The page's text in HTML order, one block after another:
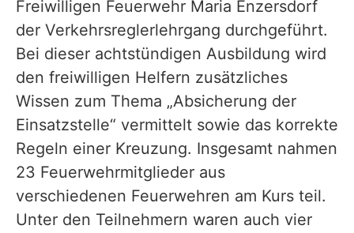
Freiwilligen Feuerwehr Maria Enzersdorf
der Verkehrsreglerlehrgang durchgeführt.
Bei dieser achtstündigen Ausbildung wird
den freiwilligen Helfern zusätzliches
Wissen zum Thema „Absicherung der
Einsatzstelle“ vermittelt sowie das korrekte
Regeln einer Kreuzung. Insgesamt nahmen
23 Feuerwehrmitglieder aus
verschiedenen Feuerwehren am Kurs teil.
Unter den Teilnehmern waren auch vier